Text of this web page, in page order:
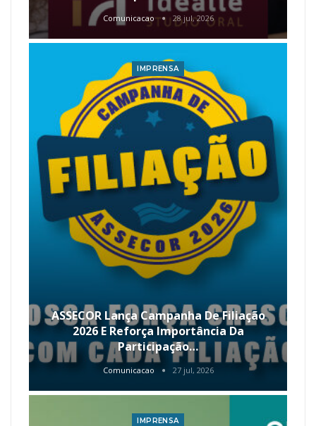
Comunicacao 28 jul, 2026
IMPRENSA
ASSECOR Lança Campanha De Filiação
2026 E Reforça Importância Da
Participação…
Comunicacao 27 jul, 2026
IMPRENSA